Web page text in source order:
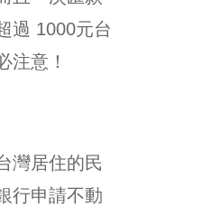
過 1000元台
注意！
灣居住的民
行申請不動